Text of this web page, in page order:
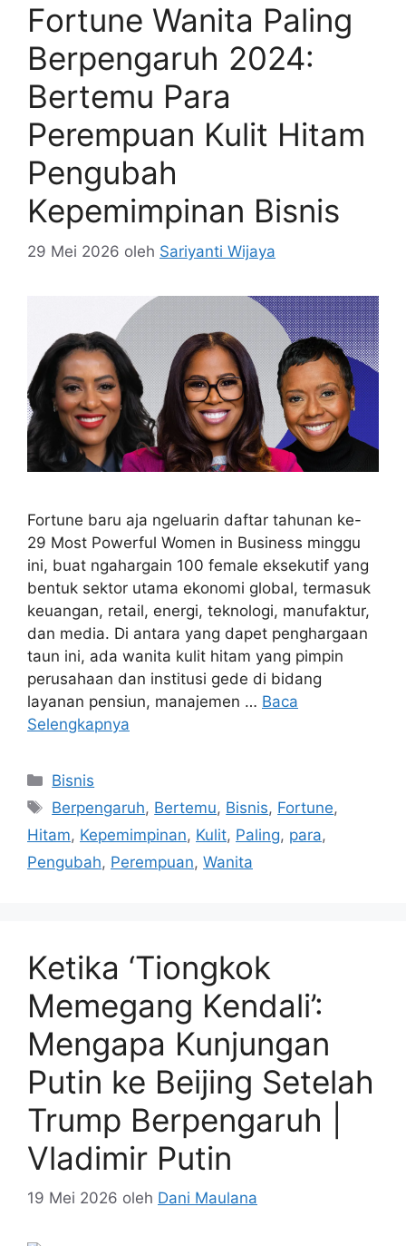
Fortune Wanita Paling
Berpengaruh 2024:
Bertemu Para
Perempuan Kulit Hitam
Pengubah
Kepemimpinan Bisnis
29 Mei 2026 oleh Sariyanti Wijaya
Fortune baru aja ngeluarin daftar tahunan ke-
29 Most Powerful Women in Business minggu
ini, buat ngahargain 100 female eksekutif yang
bentuk sektor utama ekonomi global, termasuk
keuangan, retail, energi, teknologi, manufaktur,
dan media. Di antara yang dapet penghargaan
taun ini, ada wanita kulit hitam yang pimpin
perusahaan dan institusi gede di bidang
layanan pensiun, manajemen … Baca
Selengkapnya
Kategori
Bisnis
Tag
Berpengaruh, Bertemu, Bisnis, Fortune,
Hitam, Kepemimpinan, Kulit, Paling, para,
Pengubah, Perempuan, Wanita
Ketika ‘Tiongkok
Memegang Kendali’:
Mengapa Kunjungan
Putin ke Beijing Setelah
Trump Berpengaruh |
Vladimir Putin
19 Mei 2026 oleh Dani Maulana